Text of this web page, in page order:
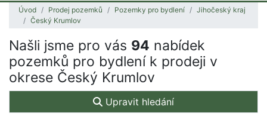
Úvod Prodej pozemků Pozemky pro bydlení
Jihočeský kraj
Český Krumlov
Našli jsme pro vás 94 nabídek
pozemků pro bydlení k prodeji v
okrese Český Krumlov
Upravit hledání